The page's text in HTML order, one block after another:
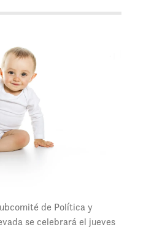
de Política y
se celebrará el jueves